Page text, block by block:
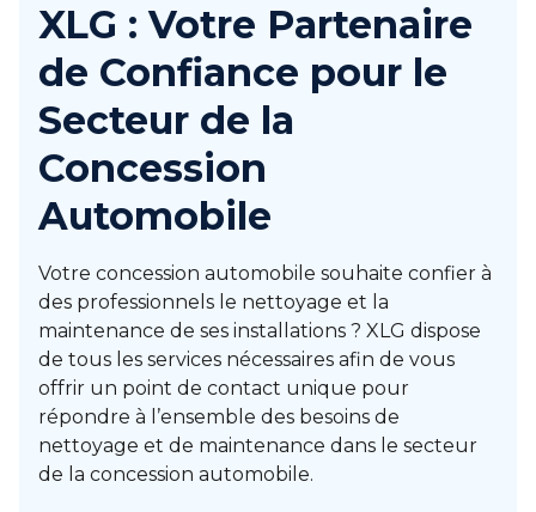
XLG : Votre Partenaire
de Confiance pour le
Secteur de la
Concession
Automobile
Votre concession automobile souhaite confier à
des professionnels le nettoyage et la
maintenance de ses installations ? XLG dispose
de tous les services nécessaires afin de vous
offrir un point de contact unique pour
répondre à l’ensemble des besoins de
nettoyage et de maintenance dans le secteur
de la concession automobile.